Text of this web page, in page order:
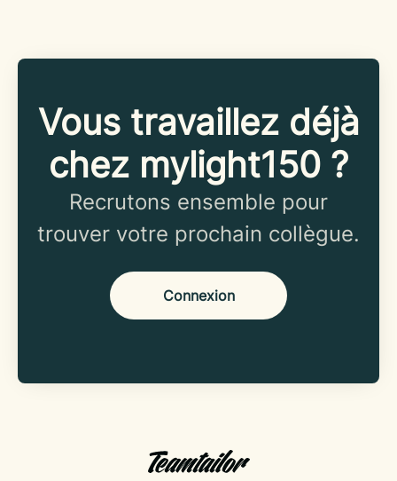
Vous travaillez déjà
chez mylight150 ?
Recrutons ensemble pour
trouver votre prochain collègue.
Connexion